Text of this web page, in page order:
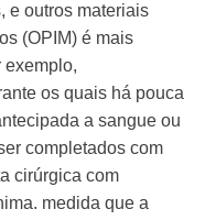
e outros materiais
(OPIM) é mais
exemplo,
os quais há pouca
a sangue ou
completados com
cirúrgica com
medida que a